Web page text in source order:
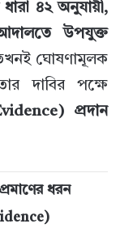
৪২ অনুযায়ী,
উপযুক্ত
ঘোষণামূলক
দাবির পক্ষে
প্রদান
ধরন